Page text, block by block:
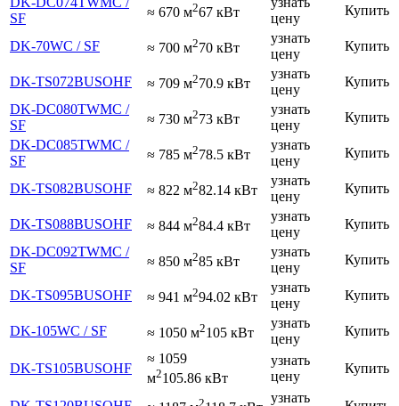
SF
≈ 670 м267 кВт
цену
Купить
DK-70WC / SF ≈ 700 м270 кВт
узнать
цену
Купить
DK-TS072BUSOHF ≈ 709 м270.9 кВт
узнать
цену
Купить
DK-DC080TWMC /
SF
≈ 730 м273 кВт
узнать
цену
Купить
DK-DC085TWMC /
SF
≈ 785 м278.5 кВт
узнать
цену
Купить
DK-TS082BUSOHF ≈ 822 м282.14 кВт
узнать
цену
Купить
DK-TS088BUSOHF ≈ 844 м284.4 кВт
узнать
цену
Купить
DK-DC092TWMC /
SF
≈ 850 м285 кВт
узнать
цену
Купить
DK-TS095BUSOHF ≈ 941 м294.02 кВт
узнать
цену
Купить
DK-105WC / SF ≈ 1050 м2105 кВт
узнать
цену
Купить
DK-TS105BUSOHF
≈ 1059
м2105.86 кВт
узнать
цену
Купить
2
узнать